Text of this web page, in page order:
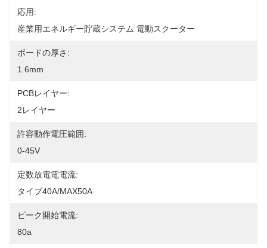
応用:
産業用エネルギー貯蔵システム 電動スクーター
ボードの厚さ:
1.6mm
PCBレイヤー:
2レイヤー
許容動作電圧範囲:
0-45V
定数放電電電流:
タイプ40A/MAX50A
ピーク開始電流:
80a